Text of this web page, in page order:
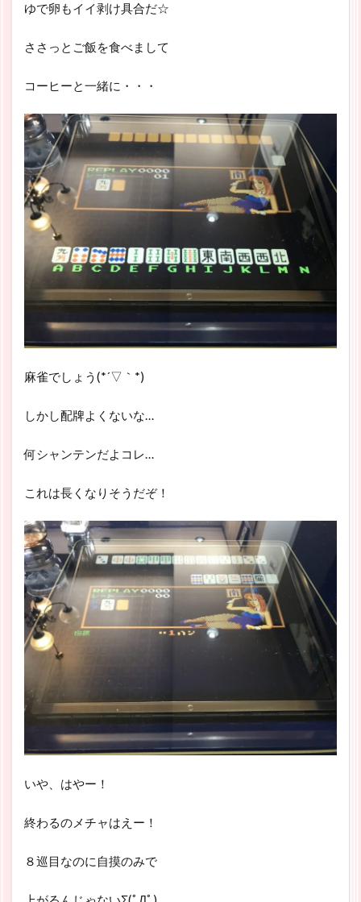
ゆで卵もイイ剥け具合だ☆
ささっとご飯を食べまして
コーヒーと一緒に・・・
麻雀でしょう(*´▽｀*)
しかし配牌よくないな…
何シャンテンだよコレ…
これは長くなりそうだぞ！
いや、はやー！
終わるのメチャはえー！
８巡目なのに自摸のみで